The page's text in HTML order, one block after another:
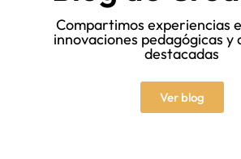
Compartimos experiencias
innovaciones pedagógicas y
destacadas
Ver blog